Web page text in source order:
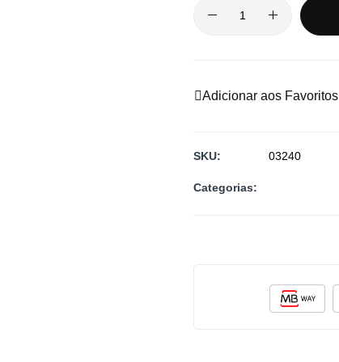
Adicionar aos Favoritos
SKU 03240
Categorias: